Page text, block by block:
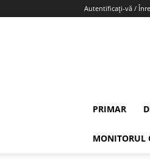
Autentificați-vă /
PRIMAR
MONITORUL